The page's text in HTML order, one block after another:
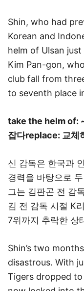
Shin, who had
Korean and
helm of Ulsan
Kim Pan-gon,
club fall from
to seventh place
take the helm of:
잡다replace: 교체
신 감독은 한국과
경력을 바탕으로
그는 김판곤 전 감
김 전 감독 시절 K
7위까지 추락한 상
Shin’s two
disastrous. With
Tigers dropped